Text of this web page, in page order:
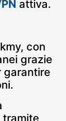
attiva.
con
grazie
garantire
tramite